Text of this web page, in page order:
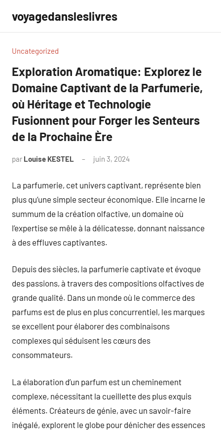
contenu
voyagedansleslivres
Uncategorized
Exploration Aromatique: Explorez le
Domaine Captivant de la Parfumerie,
où Héritage et Technologie
Fusionnent pour Forger les Senteurs
de la Prochaine Ère
par Louise KESTEL juin 3, 2024
La parfumerie, cet univers captivant, représente bien
plus qu’une simple secteur économique. Elle incarne le
summum de la création olfactive, un domaine où
l’expertise se mêle à la délicatesse, donnant naissance
à des effluves captivantes.
Depuis des siècles, la parfumerie captivate et évoque
des passions, à travers des compositions olfactives de
grande qualité. Dans un monde où le commerce des
parfums est de plus en plus concurrentiel, les marques
se excellent pour élaborer des combinaisons
complexes qui séduisent les cœurs des
consommateurs.
La élaboration d’un parfum est un cheminement
complexe, nécessitant la cueillette des plus exquis
éléments. Créateurs de génie, avec un savoir-faire
inégalé, explorent le globe pour dénicher des essences